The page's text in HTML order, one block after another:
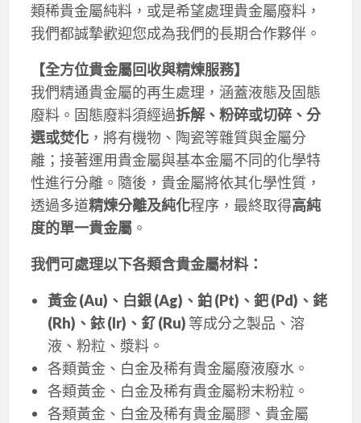
類稀貴金屬純料，或是希望處理貴金屬廢料，
我們都誠摯歡迎您成為我們的長期合作夥伴。
【全方位貴金屬回收與精煉服務】
我們精通貴金屬的再生處理，涵蓋液態及固態
廢料。固態廢料須經過拆解、粉碎或切碎、分
選或焚化，將有機物、陶瓷等雜質與金屬分
離；接著運用貴金屬與基本金屬不同的化學特
性進行分離。隨後，貴金屬將依其化學性質，
透過多道精煉分離及純化程序，最終取得高純
度的單一貴金屬。
我們可處理以下各類含貴金屬材料：
黃金 (Au)、白銀 (Ag)、鉑 (Pt)、鈀 (Pd)、銠
(Rh)、銥 (Ir)、釕 (Ru) 等成分之製品、溶
液、粉粒、漿料。
各類黃金、白金及稀有貴金屬廢液廢水。
各類黃金、白金及稀有貴金屬粉末粉粒。
各類黃金、白金及稀有貴金屬膠、貴金屬